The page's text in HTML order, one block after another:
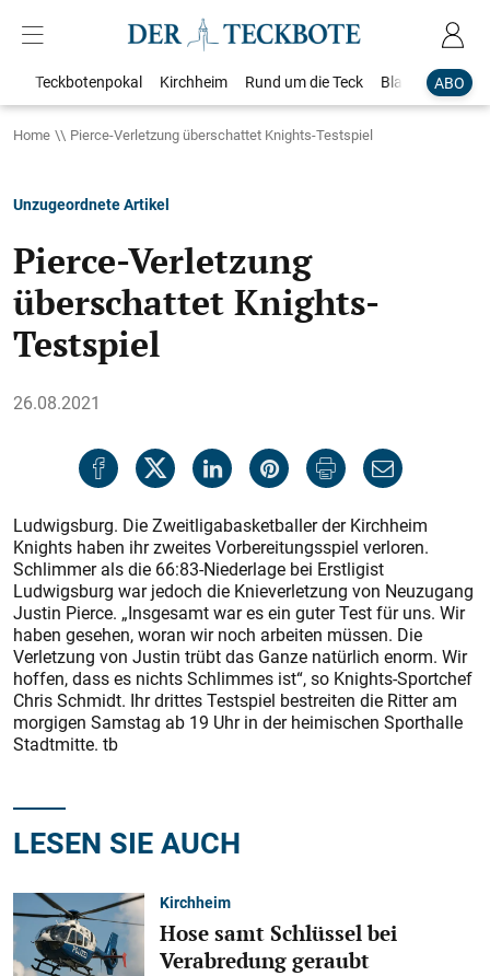
ABO
Teckbotenpokal Kirchheim Rund um die Teck Blaulicht
Home Pierce-Verletzung überschattet Knights-Testspiel
Unzugeordnete Artikel
Pierce-Verletzung
überschattet Knights-
Testspiel
26.08.2021
Ludwigsburg. Die Zweitligabasketballer der Kirchheim
Knights haben ihr zweites Vorbereitungsspiel verloren.
Schlimmer als die 66:83-Niederlage bei Erstligist
Ludwigsburg war jedoch die Knieverletzung von Neuzugang
Justin Pierce. „Insgesamt war es ein guter Test für uns. Wir
haben gesehen, woran wir noch arbeiten müssen. Die
Verletzung von Justin trübt das Ganze natürlich enorm. Wir
hoffen, dass es nichts Schlimmes ist“, so Knights-Sportchef
Chris Schmidt. Ihr drittes Testspiel bestreiten die Ritter am
morgigen Samstag ab 19 Uhr in der heimischen Sporthalle
Stadtmitte. tb
LESEN SIE AUCH
Kirchheim
Hose samt Schlüssel bei
Verabredung geraubt